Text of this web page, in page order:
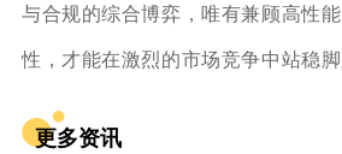
与合规的综合博弈，唯有兼顾高性
性，才能在激烈的市场竞争中站稳脚
更多资讯